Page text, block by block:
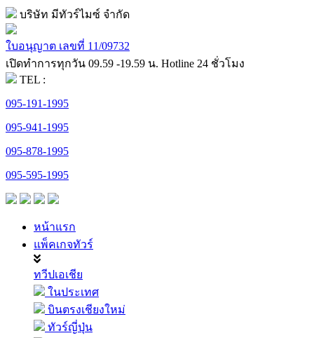
บริษัท มีทัวร์ไมซ์ จำกัด
ใบอนุญาต เลขที่ 11/09732
เปิดทำการทุกวัน 09.59 -19.59 น. Hotline 24 ชั่วโมง
TEL :
095-191-1995
095-941-1995
095-878-1995
095-595-1995
หน้าแรก
แพ็คเกจทัวร์
ทวีปเอเชีย
ในประเทศ
บินตรงเชียงใหม่
ทัวร์ญี่ปุ่น